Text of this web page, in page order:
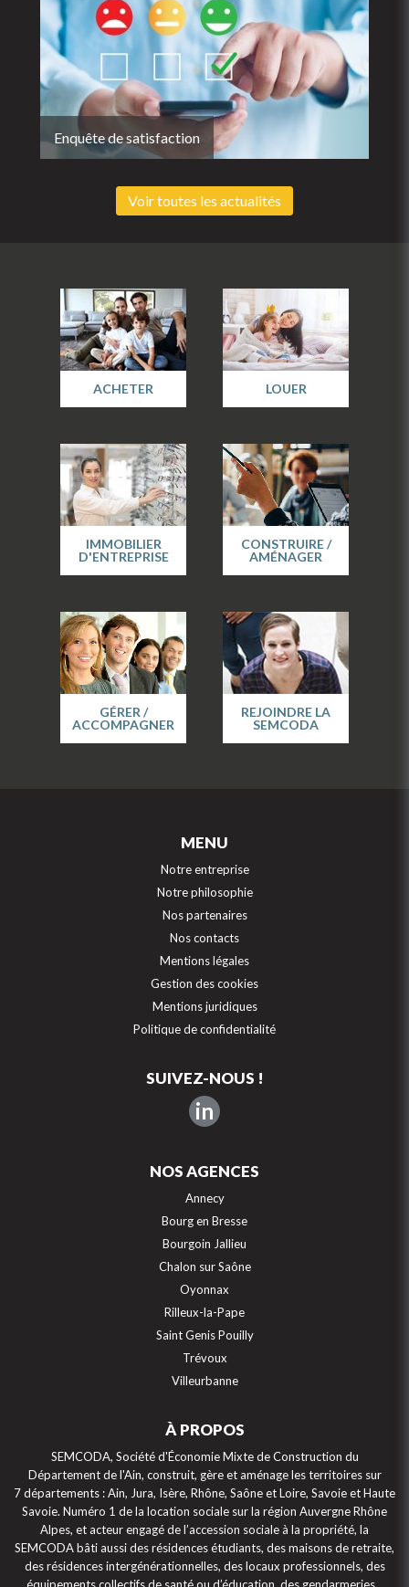
Enquête de satisfaction
Voir toutes les actualités
ACHETER LOUER
IMMOBILIER
D'ENTREPRISE
CONSTRUIRE /
AMÉNAGER
GÉRER /
ACCOMPAGNER
REJOINDRE LA
SEMCODA
MENU
Notre entreprise
Notre philosophie
Nos partenaires
Nos contacts
Mentions légales
Gestion des cookies
Mentions juridiques
Politique de confidentialité
SUIVEZ-NOUS !
in
NOS AGENCES
Annecy
Bourg en Bresse
Bourgoin Jallieu
Chalon sur Saône
Oyonnax
Rilleux-la-Pape
Saint Genis Pouilly
Trévoux
Villeurbanne
À PROPOS
SEMCODA, Société d'Économie Mixte de Construction du
Département de l'Ain, construit, gère et aménage les territoires sur
7 départements : Ain, Jura, Isère, Rhône, Saône et Loire, Savoie et Haute
Savoie. Numéro 1 de la location sociale sur la région Auvergne Rhône
Alpes, et acteur engagé de l’accession sociale à la propriété, la
SEMCODA bâti aussi des résidences étudiants, des maisons de retraite,
des résidences intergénérationnelles, des locaux professionnels, des